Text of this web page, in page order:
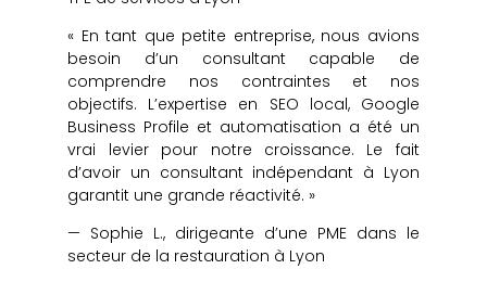
« En tant que petite entreprise, nous avions
besoin d’un consultant capable de
comprendre nos contraintes et nos
objectifs. L’expertise en SEO local, Google
Business Profile et automatisation a été un
vrai levier pour notre croissance. Le fait
d’avoir un consultant indépendant à Lyon
garantit une grande réactivité. »
— Sophie L., dirigeante d’une PME dans le
secteur de la restauration à Lyon